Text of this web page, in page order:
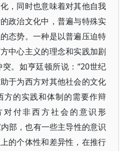
，同时也意味着对其他自我
政治文化中，普遍与特殊实
态势。一种是以普遍压迫特
中心主义的理念和实践加剧
。如亨廷顿所说：“20世纪
于为西方对其他社会的文化
方的实践和体制的需要作辩
付非西方社会的意识形
部，也有一些主导性的意识
的个体性和差异性，在推行